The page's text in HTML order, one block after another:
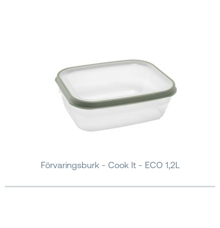
Förvaringsburk - Cook It - ECO 1,2L